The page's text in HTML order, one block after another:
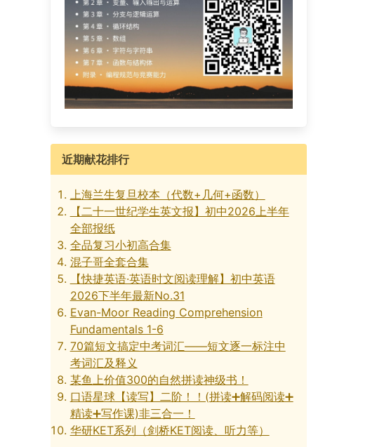
近期献花排行
上海兰生复旦校本（代数+几何+函数）
【二十一世纪学生英文报】初中2026上半年
全部报纸
全品复习小初高合集
混子哥全套合集
【快捷英语·英语时文阅读理解】初中英语
2026下半年最新No.31
Evan-Moor Reading Comprehension
Fundamentals 1-6
70篇短文搞定中考词汇——短文逐一标注中
考词汇及释义
某鱼上价值300的自然拼读神级书！
口语星球【读写】二阶！！(拼读➕解码阅读➕
精读➕写作课)非三合一！
华研KET系列（剑桥KET阅读、听力等）